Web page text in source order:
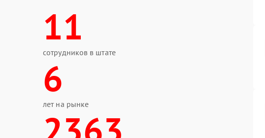
11
сотрудников в штате
6
лет на рынке